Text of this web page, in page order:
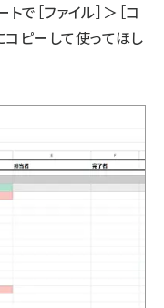
で［ファイル］＞［コ
コピーして使ってほし